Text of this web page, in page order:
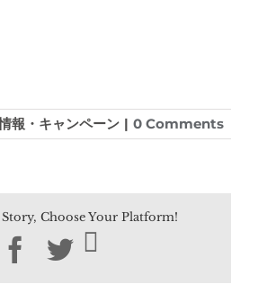
報・キャンペーン | 0 Comments
Choose Your Platform!
Facebook
Twitter